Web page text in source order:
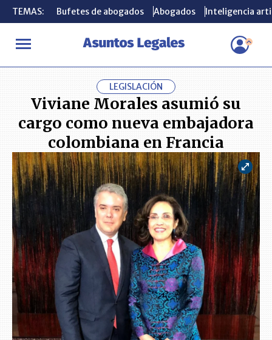
TEMAS: Bufetes de abogados Abogados Inteligencia
INICIO ACTUALIDAD Viviane Morales asumió su cargo como
TEMAS: Bufetes de abogados Abogados Inteligencia
LEGISLACIÓN
Viviane Morales asumió su
cargo como nueva embajadora
colombiana en Francia